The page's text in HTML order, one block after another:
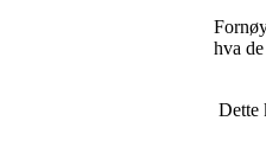
hva
Dette